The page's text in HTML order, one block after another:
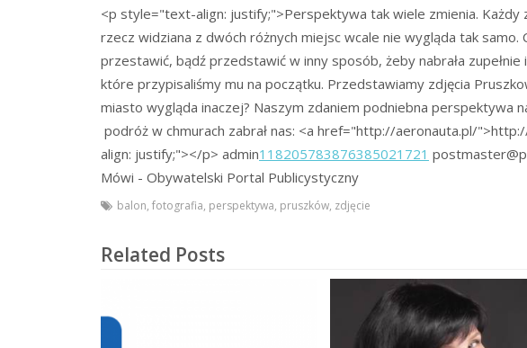
<p style="text-align: justify;">Perspektywa tak wiele zmienia. Każdy
rzecz widziana z dwóch różnych miejsc wcale nie wygląda tak samo.
przestawić, bądź przedstawić w inny sposób, żeby nabrała
które przypisaliśmy mu na początku. Przedstawiamy zdjęcia
miasto wygląda inaczej? Naszym zdaniem podniebna perspektywa
podróż w chmurach zabrał nas: <a href="http://aeronauta.pl/
align: justify;"></p> admin118205783876385021721
Mówi - Obywatelski Portal Publicystyczny
balon, fotografia, perspektywa, pruszków, zdjęcie
Related Posts